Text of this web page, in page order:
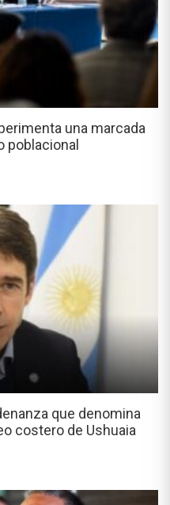
una marcada
poblacional
que denomina
costero de Ushuaia